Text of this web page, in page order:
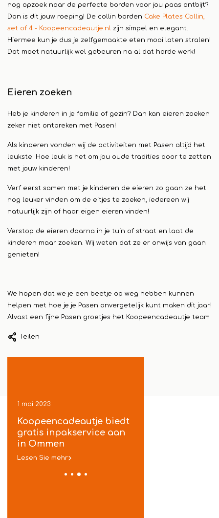
nog opzoek naar de perfecte borden voor jou paas ontbijt?
Dan is dit jouw roeping! De collin borden Cake Plates Collin,
set of 4 - Koopeencadeautje.nl zijn simpel en elegant.
Hiermee kun je dus je zelfgemaakte eten mooi laten stralen!
Dat moet natuurlijk wel gebeuren na al dat harde werk!
Eieren zoeken
Heb je kinderen in je familie of gezin? Dan kan eieren zoeken
zeker niet ontbreken met Pasen!
Als kinderen vonden wij de activiteiten met Pasen altijd het
leukste. Hoe leuk is het om jou oude tradities door te zetten
met jouw kinderen!
Verf eerst samen met je kinderen de eieren zo gaan ze het
nog leuker vinden om de eitjes te zoeken, iedereen wij
natuurlijk zijn of haar eigen eieren vinden!
Verstop de eieren daarna in je tuin of straat en laat de
kinderen maar zoeken. Wij weten dat ze er onwijs van gaan
genieten!
We hopen dat we je een beetje op weg hebben kunnen
helpen met hoe je je Pasen onvergetelijk kunt maken dit jaar!
Alvast een fijne Pasen groetjes het Koopeencadeautje team
Teilen
1 mai 2023
Koopeencadeautje biedt
gratis inpakservice aan
in Ommen
Lesen Sie mehr